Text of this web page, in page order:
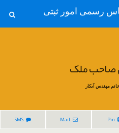
رسمی امور ثبتی
صاحب ملک
مهندس آبکار
Pin
Mail
SMS